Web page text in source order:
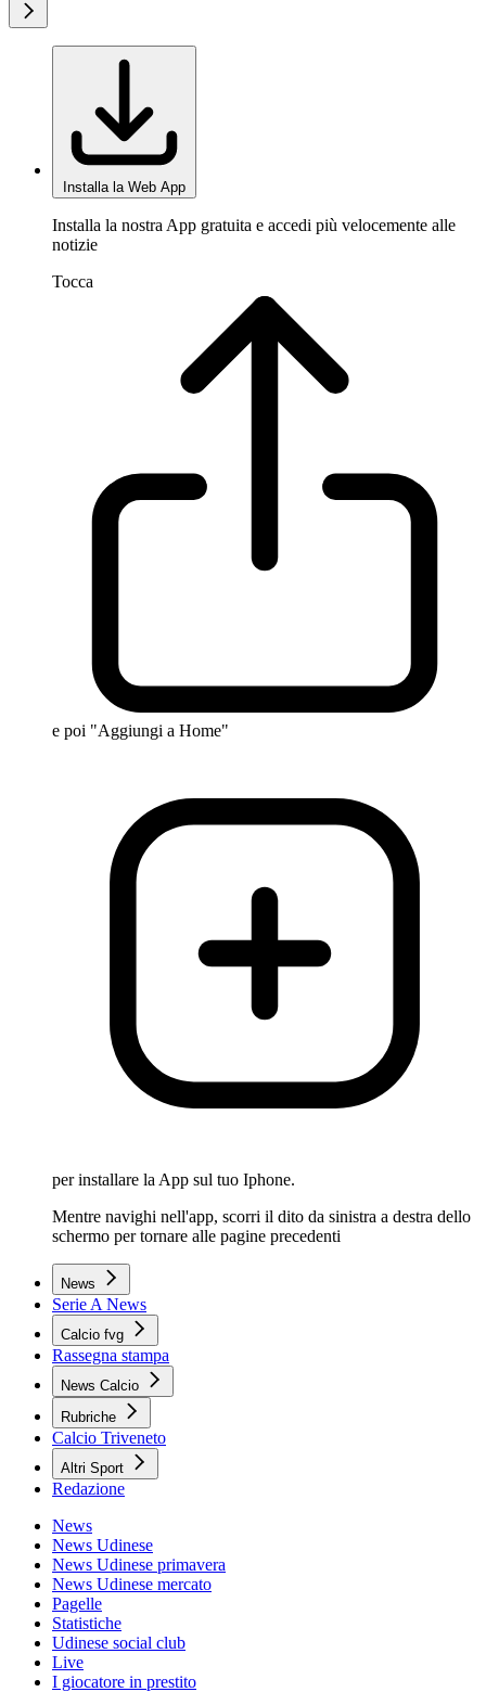
Installa la Web App
Installa la nostra App gratuita e accedi più velocemente alle
notizie
Tocca
e poi "Aggiungi a Home"
per installare la App sul tuo Iphone.
Mentre navighi nell'app, scorri il dito da sinistra a destra dello
schermo per tornare alle pagine precedenti
News
Serie A News
Calcio fvg
Rassegna stampa
News Calcio
Rubriche
Calcio Triveneto
Altri Sport
Redazione
News
News Udinese
News Udinese primavera
News Udinese mercato
Pagelle
Statistiche
Udinese social club
Live
I giocatore in prestito